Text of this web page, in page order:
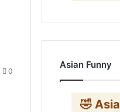
0
Asian Funny
🤣